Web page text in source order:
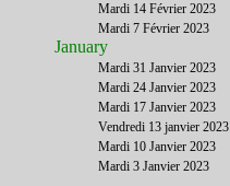
Mardi 14 Février 2023
Mardi 7 Février 2023
January
Mardi 31 Janvier 2023
Mardi 24 Janvier 2023
Mardi 17 Janvier 2023
Vendredi 13 janvier 2023
Mardi 10 Janvier 2023
Mardi 3 Janvier 2023